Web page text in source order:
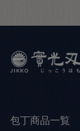
包丁商品一覧